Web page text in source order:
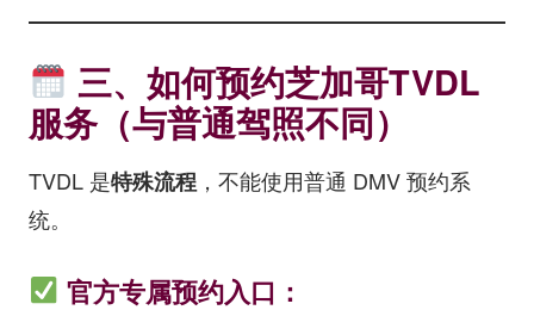
三、如何预约芝加哥TVDL
服务（与普通驾照不同）
TVDL 是特殊流程 ，不能使用普通 DMV 预约系
统。
官方专属预约入口：